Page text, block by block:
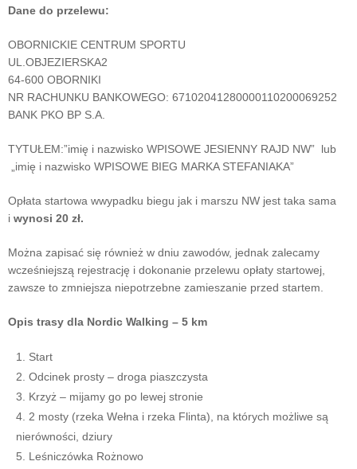
Dane do przelewu:
OBORNICKIE CENTRUM SPORTU
UL.OBJEZIERSKA2
64-600 OBORNIKI
NR RACHUNKU BANKOWEGO: 67102041280000110200069252
BANK PKO BP S.A.
TYTUŁEM:”imię i nazwisko WPISOWE JESIENNY RAJD NW” lub
„imię i nazwisko WPISOWE BIEG MARKA STEFANIAKA”
Opłata startowa wwypadku biegu jak i marszu NW jest taka sama
i wynosi 20 zł.
Można zapisać się również w dniu zawodów, jednak zalecamy
wcześniejszą rejestrację i dokonanie przelewu opłaty startowej,
zawsze to zmniejsza niepotrzebne zamieszanie przed startem.
Opis trasy dla Nordic Walking – 5 km
Start
Odcinek prosty – droga piaszczysta
Krzyż – mijamy go po lewej stronie
2 mosty (rzeka Wełna i rzeka Flinta), na których możliwe są
nierówności, dziury
Leśniczówka Rożnowo